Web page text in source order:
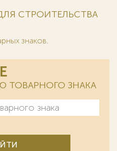
СТРОИТЕЛЬСТВА
знаков.
ЗНАКА